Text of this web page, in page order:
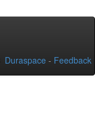
Duraspace - Feedback